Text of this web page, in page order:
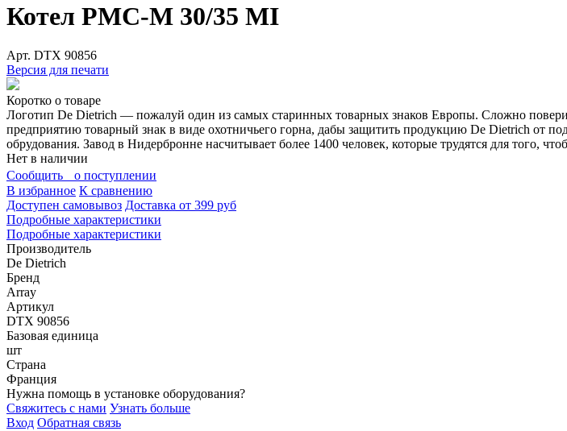
Котел PMC-M 30/35 MI
Арт. DTX 90856
Версия для печати
Коротко о товаре
Логотип De Dietrich — пожалуй один из самых старинных товарных знаков Европы. Сложно
предприятию товарный знак в виде охотничьего горна, дабы защитить продукцию De Dietrich от
обрудования. Завод в Нидербронне насчитывает более 1400 человек, которые трудятся для того,
Нет в наличии
Сообщить о поступлении
В избранное К сравнению
Доступен самовывоз Доставка от 399 руб
Подробные характеристики
Подробные характеристики
Производитель
De Dietrich
Бренд
Array
Артикул
DTX 90856
Базовая единица
шт
Страна
Франция
Нужна помощь в установке оборудования?
Свяжитесь с нами Узнать больше
Вход Обратная связь